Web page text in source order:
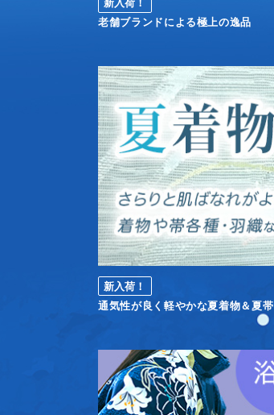
新入荷！
老舗ブランドによる極上の逸品
新入荷！
通気性が良く軽やかな夏着物＆夏帯